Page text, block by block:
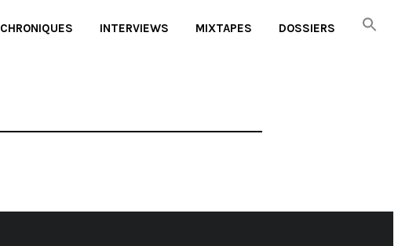
CHRONIQUES INTERVIEWS MIXTAPES DOSSIERS